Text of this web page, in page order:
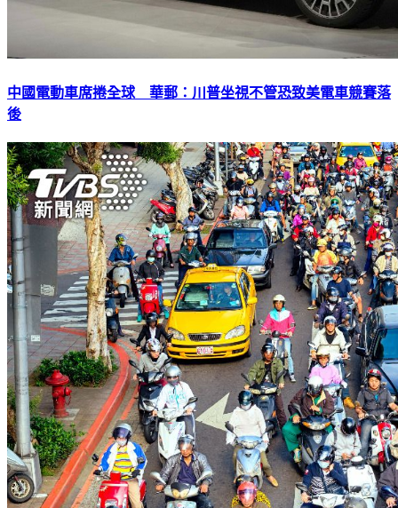
中國電動車席捲全球 華郵：川普坐視不管恐致美電車競賽落
後